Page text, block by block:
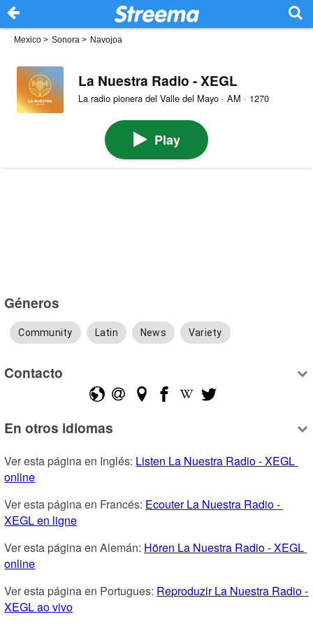
Mexico > Sonora > Navojoa
La Nuestra Radio - XEGL
La radio pionera del Valle del Mayo · AM · 1270
Play
Géneros
Community Latin News Variety
Contacto
En otros idiomas
Ver esta página en Inglés: Listen La Nuestra Radio - XEGL
online
Ver esta página en Francés: Ecouter La Nuestra Radio -
XEGL en ligne
Ver esta página en Alemán: Hören La Nuestra Radio - XEGL
online
Ver esta página en Portugues: Reproduzir La Nuestra Radio -
XEGL ao vivo